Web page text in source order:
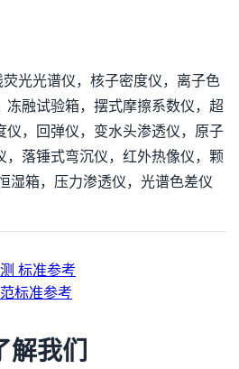
光光谱仪，核子密度仪，离子色
冻融试验箱，摆式摩擦系数仪，超
仪，回弹仪，变水头渗透仪，原子
，落锤式弯沉仪，红外热像仪，颗
湿箱，压力渗透仪，光谱色差仪
标准参考
标准参考
解我们